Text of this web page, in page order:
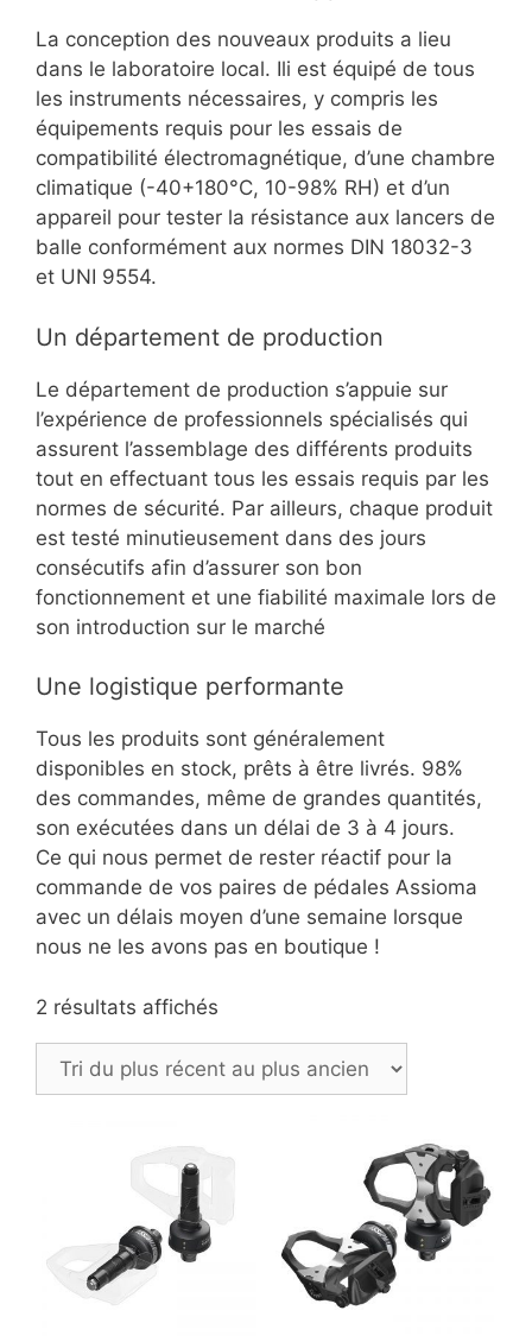
La conception des nouveaux produits a lieu
dans le laboratoire local. Ili est équipé de tous
les instruments nécessaires, y compris les
équipements requis pour les essais de
compatibilité électromagnétique, d’une chambre
climatique (-40+180°C, 10-98% RH) et d’un
appareil pour tester la résistance aux lancers de
balle conformément aux normes DIN 18032-3
et UNI 9554.
Un département de production
Le département de production s’appuie sur
l’expérience de professionnels spécialisés qui
assurent l’assemblage des différents produits
tout en effectuant tous les essais requis par les
normes de sécurité. Par ailleurs, chaque produit
est testé minutieusement dans des jours
consécutifs afin d’assurer son bon
fonctionnement et une fiabilité maximale lors de
son introduction sur le marché
Une logistique performante
Tous les produits sont généralement
disponibles en stock, prêts à être livrés. 98%
des commandes, même de grandes quantités,
son exécutées dans un délai de 3 à 4 jours.
Ce qui nous permet de rester réactif pour la
commande de vos paires de pédales Assioma
avec un délais moyen d’une semaine lorsque
nous ne les avons pas en boutique !
2 résultats affichés
plus
récent
plus